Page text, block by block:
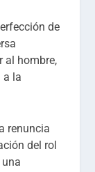
de
al hombre,
a la
renuncia
del rol